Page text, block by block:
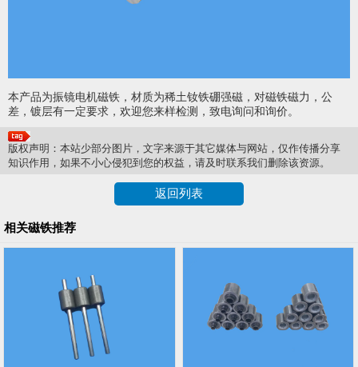
本产品为振镜电机磁铁，材质为稀土钕铁硼强磁，对磁铁磁力，公
差，镀层有一定要求，欢迎您来样检测，致电询问和询价。
版权声明：本站少部分图片，文字来源于其它媒体与网站，仅作传播分享
知识作用，如果不小心侵犯到您的权益，请及时联系我们删除该资源。
返回列表
相关磁铁推荐